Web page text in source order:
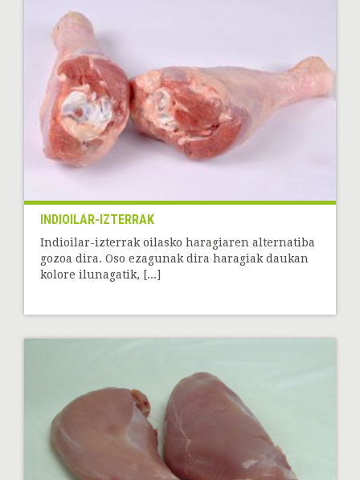
INDIOILAR-IZTERRAK
Indioilar-izterrak oilasko haragiaren alternatiba
gozoa dira. Oso ezagunak dira haragiak daukan
kolore ilunagatik, [...]